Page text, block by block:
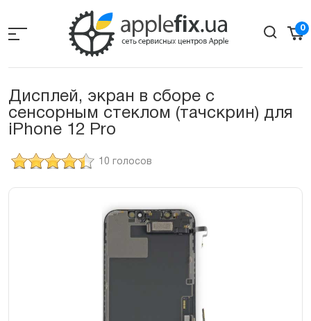
the
0
Дисплей, экран в сборе с
сенсорным стеклом (тачскрин) для
iPhone 12 Pro
10 голосов